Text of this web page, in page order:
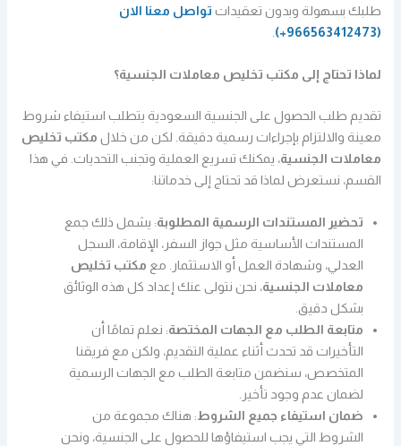
طلبك بسهولة وبدون تعقيدات تواصل معنا الان
(966563412473+)
لماذا تحتاج إلى مكتب تخليص معاملات الجنسية؟
تقديم طلب الحصول على الجنسية السعودية يتطلب استيفاء شروط
معينة والالتزام بإجراءات رسمية دقيقة. لكن من خلال مكتب تخليص
معاملات الجنسية، يمكنك تسريع العملية وتجنب التحديات. في هذا
القسم، نستعرض لماذا قد تحتاج إلى خدماتنا:
تحضير المستندات الرسمية المطلوبة: يشمل ذلك جمع
المستندات الأساسية مثل جواز السفر، الإقامة، السجل
العدلي، وشهادة العمل أو الاستثمار. مع مكتب تخليص
معاملات الجنسية، نحن نتولى عنك إعداد كل هذه الوثائق
بشكل دقيق.
متابعة الطلب مع الجهات المختصة: نعلم تمامًا أن
التأخيرات قد تحدث أثناء عملية التقديم، ولكن مع فريقنا
المتخصص، سنضمن متابعة الطلب مع الجهات الرسمية
لضمان عدم وجود تأخير.
ضمان استيفاء جميع الشروط: هناك مجموعة من
الشروط التي يجب استيفاؤها للحصول على الجنسية، ونحن